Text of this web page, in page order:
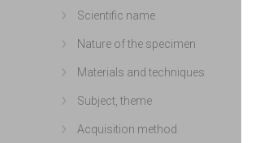
Show more
Scientific name
Show more
Nature of the specimen
Show more
Materials and techniques
Show more
Subject, theme
Show more
Acquisition method